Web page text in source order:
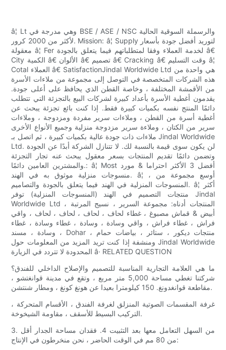
â¦ Lt وهي مدرجة في BSE / ASE / NSC والرسملة السوقية الحالية
لأكثر من 2000 كرور. Mission: â¦ Supply لتوريد أفضل جودة بأسعار
معقولة â¦ Fer لخدمة العملاء وفقا لمتطلباتهم فيما يتعلق بالجودة â€
City الكمية â€ الألوان â€ تصميم â€ Cracking â€ وقت التسليم â¦
Cotal العملاء â€ SatisfactionJindal Worldwide Ltd هي واحدة من
هذه الشركات المتخصصة في التوصل إلى مجموعة من ملاءات الأسرة
من الأقمشة المختلفة ، وخاصة القطن الذي يحافظ على أعلى جودة.
يقدمون أغطية الأسرة بأعداد كبيرة لشركات البيع بالتجزئة التي تتطلب
دائمًا المنتج نفسه بكميات كبيرة فقط. إذا كنت بائع تجزئة يبحث عن
أغطية أسرة من القطن ، وملاءات سرير مفردة ومزدوجة ، وملاءات
سرير من الكتان ، وملاءة سرير مزدوجة منزلية وجميع الأنواع الأخرى
ملاءات ذات جودة عالية بكميات كبيرة ، ثم اتصل بـ Jindal Worldwide
Ltd. لن يكون سوى قيمة بالنسبة لك. لا تتنازل الشركة أبدًا عن الجودة
وتضمن دائمًا تقديم المنتجات بسعر معقول يبحث عنه تجار التجزئة
والمشترين العامين دائمًا.: â¦ Most أفضل 3 الأكثر احتراما & مورد
منسوجات منزلية موثوق به في الهند. â¦ ، أوسع مجموعة من
المنسوجات المنزلية في الهند فيما يتعلق بالجودة والتصاميم. â¦ أكثر
منتجات التصميم في الهند (المنسوجات المنزلية) توفر Jindal
Worldwide Ltd المنتجات أدناه: مجموعة السرير ، نسيج المرتبة ،
أبيض & قماش مصبوغ ، غطاء لحاف ، لحاف ، لحاف ، لحاف ، واقي
فراش ، غطاء فراش ، واقي وسادة ، وسادة ، غطاء وسادة ، غطاء
وسادة ، مسند ، Dohar ، منتجات ديكور ، ستائر ، بياضات حمام
ومنشفة إذا كنت تريد المزيد من المعلومات حول Jindal Worldwide
المحدودة لا تتردد في الزيارة â· RELATED QUESTION
ما هي العلامة التجارية المناسبة للتصميم والإصلاح الداخلي للفندق؟
شركتنا تغطي مساحة 5,000 متر مربع ، وتقع في مدينة قوانغتشو ،
مقاطعة قوانغدونغ. 150 كيلومترا بعيدا عن هونغ كونغ ، ومطار شنتشن.
غرفة المقسمات الصوتية المنزلق لغرفة الفندق ، الأقسام المتحركة ،
التركيب البسيط للأسقف ، مقاومة الشيخوخة.
3. من السهل التعامل معها بعد التثبيت 4. فقدان مساحة الجدار أقل
من 80 مم في الوقت الحاضر ، نحن منخرطون في الإنتاج: